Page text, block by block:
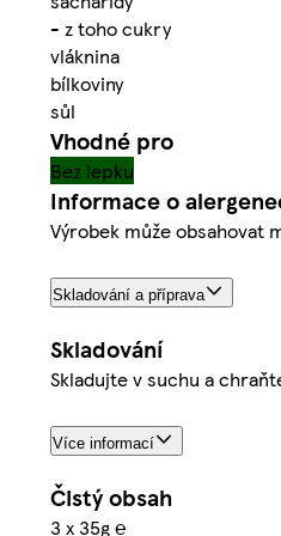
- z toho cukry
vláknina
bílkoviny
sůl
Vhodné pro
Bez lepku
Informace o
Výrobek může obsahovat
Skladování a příprava
Skladování
Skladujte v suchu a
Více informací
Čistý obsah
3 x 35g ℮